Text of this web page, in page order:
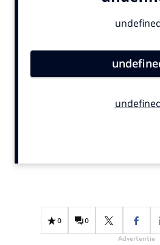
Effectiviteit
Purpose Marketing
Reputatie & crisis
0 0
Advertentie